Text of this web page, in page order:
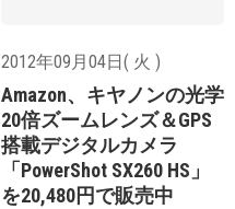
2012年09月04日( 火 )
Amazon、キヤノンの光学
20倍ズームレンズ＆GPS
搭載デジタルカメラ
「PowerShot SX260 HS」
を20,480円で販売中